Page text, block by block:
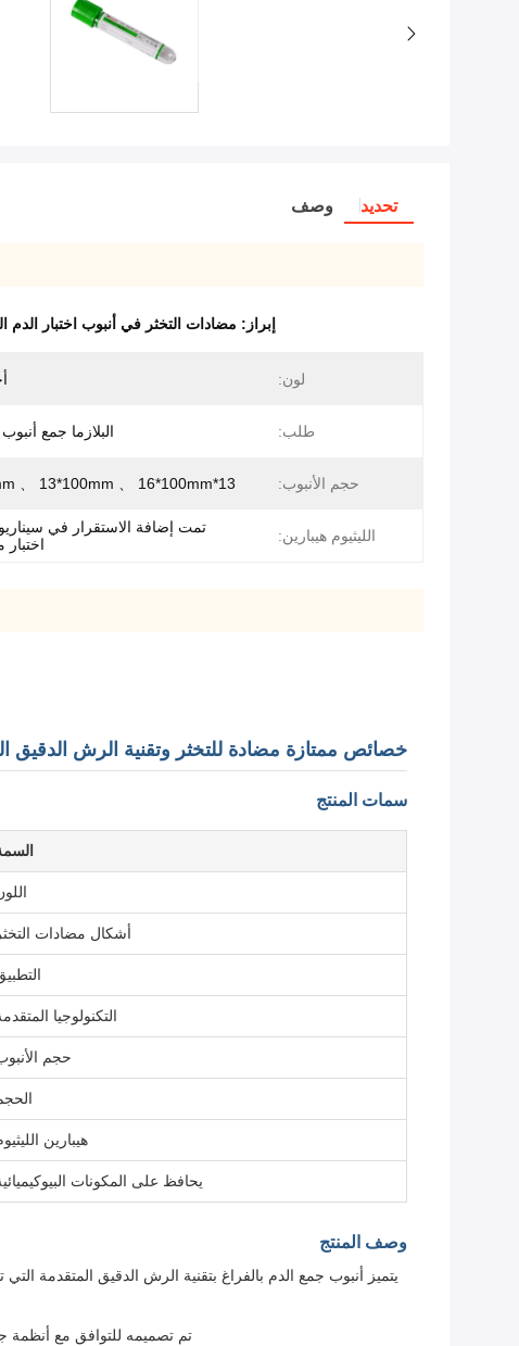
تحديد وصف
إبراز: مضادات التخثر في أنبوب اختبار الدم الفراغ,مضادات
لون:
طلب: البلازما جمع
حجم الأنبوب: 13*75mm 、 13*100mm 、 16*100mm
الليثيوم هيبارين:
تمت إضافة الاستقرار في
اختبار
خصائص ممتازة مضادة للتخثر وتقنية الرش الدقيق
سمات المنتج
أشكال مضادات التخثر
التكنولوجيا
حجم
هيبارين
يحافظ على المكونات
وصف المنتج
تم تصميمه للتوافق مع أنظمة